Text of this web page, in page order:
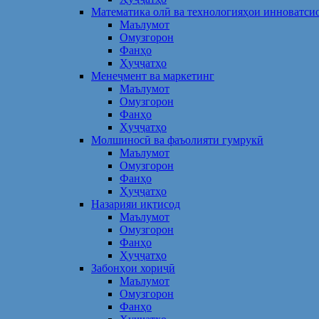
Математика олӣ ва технологияҳои
Маълумот
Омузгорон
Фанҳо
Ҳуҷҷатҳо
Менеҷмент ва маркетинг
Маълумот
Омузгорон
Фанҳо
Ҳуҷҷатҳо
Молшиносӣ ва фаъолияти гумрукӣ
Маълумот
Омузгорон
Фанҳо
Ҳуҷҷатҳо
Назарияи иқтисод
Маълумот
Омузгорон
Фанҳо
Ҳуҷҷатҳо
Забонҳои хориҷӣ
Маълумот
Омузгорон
Фанҳо